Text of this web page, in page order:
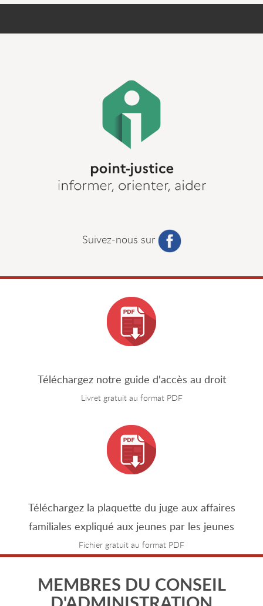
Suivez-nous sur
Téléchargez notre guide d'accès au droit
Livret gratuit au format PDF
Téléchargez la plaquette du juge aux affaires
familiales expliqué aux jeunes par les jeunes
Fichier gratuit au format PDF
MEMBRES DU CONSEIL